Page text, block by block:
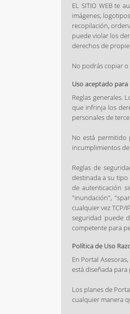
EL SITIO WEB te
imágenes,
recopilación,
puede violar los
derechos de
No podrás copiar o
Uso aceptado
Reglas generales.
que infrinja los
personales de
No está permitido
incumplimientos
Reglas de
destinada a su tipo
de autenticación
"inundación",
cualquier vez
seguridad puede
competente para
Política de Uso
En Portal
está diseñada
Los planes de
cualquier manera